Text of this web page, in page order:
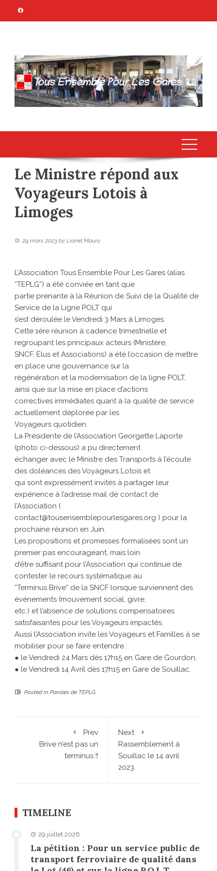
TOUS ENSEMBLE
POUR LES GARES
Association Citoyenne
Le Ministre répond aux
Voyageurs Lotois à
Limoges
29 mars 2023 by Lionel Maury
L’Association Tous Ensemble Pour Les Gares (alias
“TEPLG”) a été conviée en tant que
partie prenante à la Réunion de Suivi de la Qualité de
Service de la Ligne POLT qui
s’est déroulée le Vendredi 3 Mars à Limoges.
Cette 1ère réunion à cadence trimestrielle et
regroupant les principaux acteurs (Ministère,
SNCF, Élus et Associations) a été l’occasion de mettre
en place une gouvernance sur la
régénération et la modernisation de la ligne POLT,
ainsi que sur la mise en place d’actions
correctives immédiates quant à la qualité de service
actuellement déplorée par les
Voyageurs quotidien.
La Présidente de l’Association Georgette Laporte
(photo ci-dessous) a pu directement
échanger avec le Ministre des Transports à l’écoute
des doléances des Voyageurs Lotois et
qui sont expressément invités à partager leur
expérience à l’adresse mail de contact de
l’Association (
contact@tousensemblepourlesgares.org ) pour la
prochaine réunion en Juin.
Les propositions et promesses formalisées sont un
premier pas encourageant, mais loin
d’être suffisant pour l’Association qui continue de
contester le recours systématique au
“Terminus Brive” de la SNCF lorsque surviennent des
événements (mouvement social, givre,
etc.) et l’absence de solutions compensatoires
satisfaisantes pour les Voyageurs impactés.
Aussi l’Association invite les Voyageurs et Familles à se
mobiliser pour se faire entendre :
● le Vendredi 24 Mars dès 17h15 en Gare de Gourdon,
● le Vendredi 14 Avril dès 17h15 en Gare de Souillac,
Posted in Paroles de TEPLG
Prev
Brive n’est pas un
terminus !!
Next
Rassemblement à
Souillac le 14 avril
2023
TIMELINE
29 juillet 2026
La pétition : Pour un service public de
transport ferroviaire de qualité dans